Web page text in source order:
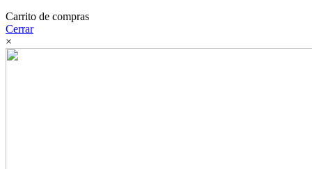
Carrito de compras
Cerrar
×